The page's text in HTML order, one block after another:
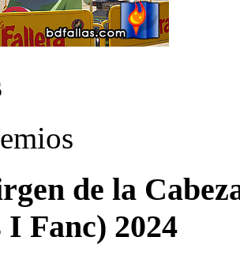
de la
I Fanc) 2024